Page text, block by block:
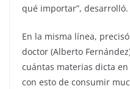
qué importar”, desarrolló.
En la misma línea,
doctor (Alberto
cuántas materias dicta
con esto de consumir